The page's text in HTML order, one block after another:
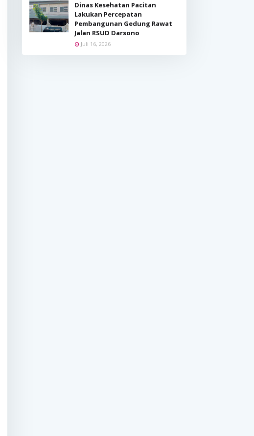
Dinas Kesehatan Pacitan
Lakukan Percepatan
Pembangunan Gedung Rawat
Jalan RSUD Darsono
Juli 16, 2026